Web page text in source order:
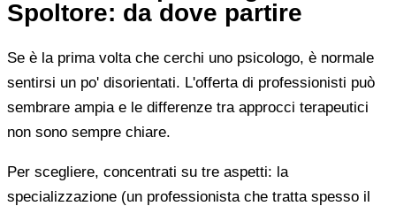
Spoltore: da dove partire
Se è la prima volta che cerchi uno psicologo, è normale
sentirsi un po' disorientati. L'offerta di professionisti può
sembrare ampia e le differenze tra approcci terapeutici
non sono sempre chiare.
Per scegliere, concentrati su tre aspetti: la
specializzazione (un professionista che tratta spesso il